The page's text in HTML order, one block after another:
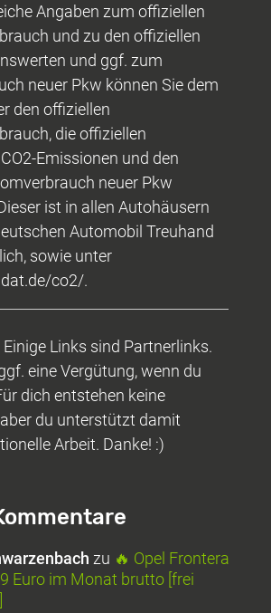
Angaben zum offiziellen
und zu den offiziellen
und ggf. zum
neuer Pkw können Sie dem
den offiziellen
die offiziellen
Emissionen und den
neuer Pkw
ist in allen Autohäusern
Automobil Treuhand
sowie unter
co2/.
Links sind Partnerlinks.
eine Vergütung, wenn du
dich entstehen keine
du unterstützt damit
Arbeit. Danke! :)
zu 🔥 Opel Frontera
Euro im Monat brutto [frei